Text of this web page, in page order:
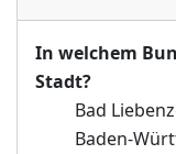
In welchem
Stadt?
Bad
Baden-